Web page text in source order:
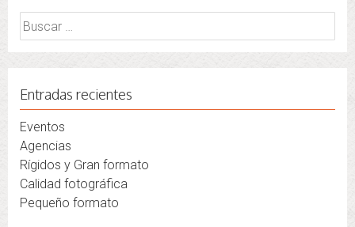
Buscar:
Entradas recientes
Eventos
Agencias
Rígidos y Gran formato
Calidad fotográfica
Pequeño formato